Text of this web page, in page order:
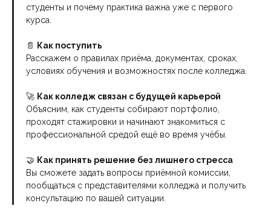
студенты и почему практика важна уже с первого
курса.
📄 Как поступить
Расскажем о правилах приёма, документах, сроках,
условиях обучения и возможностях после колледжа.
🚀 Как колледж связан с будущей карьерой
Объясним, как студенты собирают портфолио,
проходят стажировки и начинают знакомиться с
профессиональной средой ещё во время учёбы.
🤝 Как принять решение без лишнего стресса
Вы сможете задать вопросы приёмной комиссии,
пообщаться с представителями колледжа и получить
консультацию по вашей ситуации.